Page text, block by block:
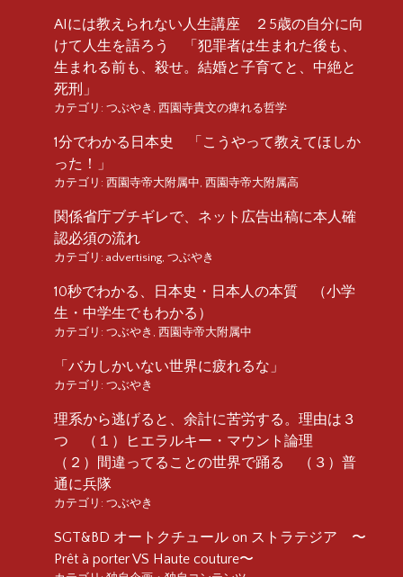
AIには教えられない人生講座 ２5歳の自分に向
けて人生を語ろう 「犯罪者は生まれた後も、
生まれる前も、殺せ。結婚と子育てと、中絶と
死刑」
カテゴリ: つぶやき 西園寺貴文の痺れる哲学
1分でわかる日本史 「こうやって教えてほしか
った！」
カテゴリ: 西園寺帝大附属中 西園寺帝大附属高
関係省庁ブチギレで、ネット広告出稿に本人確
認必須の流れ
カテゴリ: advertising つぶやき
10秒でわかる、日本史・日本人の本質 （小学
生・中学生でもわかる）
カテゴリ: つぶやき 西園寺帝大附属中
「バカしかいない世界に疲れるな」
カテゴリ: つぶやき
理系から逃げると、余計に苦労する。理由は３
つ （１）ヒエラルキー・マウント論理
（２）間違ってることの世界で踊る （３）普
通に兵隊
カテゴリ: つぶやき
SGT&BD オートクチュール on ストラテジア 〜
Prêt à porter VS Haute couture〜